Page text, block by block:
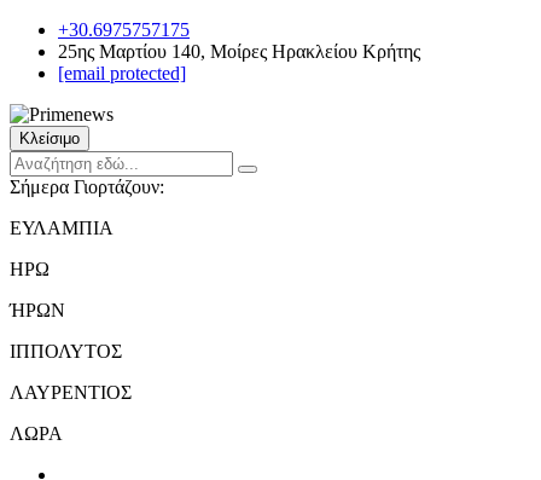
+30.6975757175
25ης Μαρτίου 140, Μοίρες Ηρακλείου Κρήτης
[email protected]
Κλείσιμο
Σήμερα Γιορτάζουν:
ΕΥΛΑΜΠΙΑ
ΗΡΩ
ΉΡΩΝ
ΙΠΠΟΛΥΤΟΣ
ΛΑΥΡΕΝΤΙΟΣ
ΛΩΡΑ